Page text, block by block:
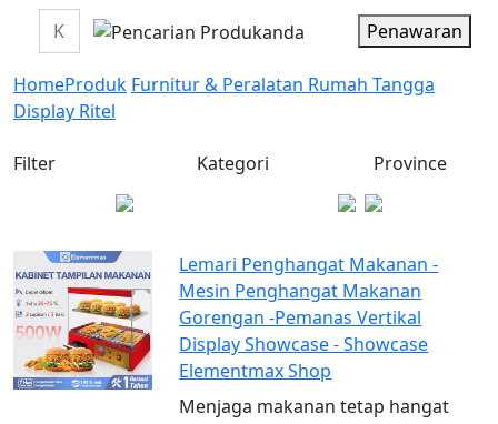
Penawaran
HomeProduk Furnitur & Peralatan Rumah Tangga
Display Ritel
Filter Kategori Province
Lemari Penghangat Makanan -
Mesin Penghangat Makanan
Gorengan -Pemanas Vertikal
Display Showcase - Showcase
Elementmax Shop
Menjaga makanan tetap hangat